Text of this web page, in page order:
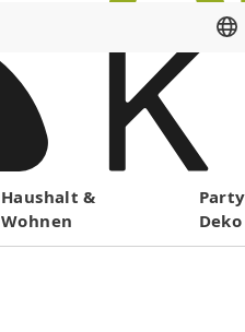
Haushalt &
Wohnen
Party
Deko